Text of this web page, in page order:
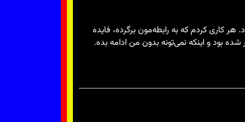
هر کاری کردم که به رابطه‌مون برگرده، فایده
بود و اینکه نمی‌تونه بدون من ادامه بده.